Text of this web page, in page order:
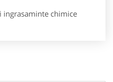
ingrasaminte chimice